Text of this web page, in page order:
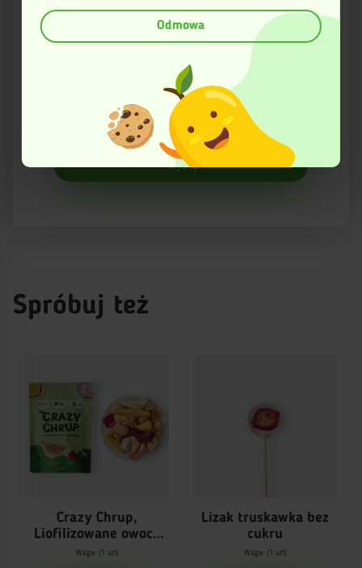
Dowiedz się więcej odnośnie tego, jak Twoje osobiste dane
są przetwarzane oraz ustaw własne preferencje w
. W Deklaracji plików cookie możesz zmienić lub
wycofać swoją zgodę w dowolnej chwili.
Ta strona korzysta z plików cookies w celu poprawy
swojego funkcjonowania oraz w celach analitycznych.
Więcej informacji znajduje się w Polityce prywatności.
Odmowa
Wyślij
Spróbuj też
Crazy Chrup,
Liofilizowane owoce
egzotyczne
Waga: (1 szt)
Lizak truskawka bez
cukru
Waga: (1 szt)